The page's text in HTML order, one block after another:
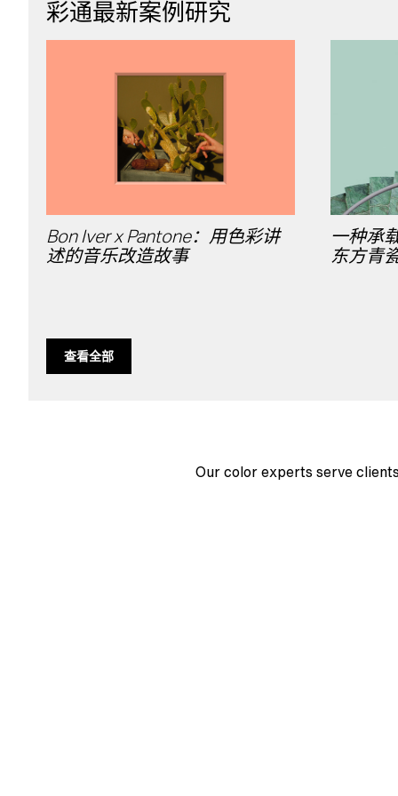
彩通最新案例研究
Bon Iver x Pantone：用色彩讲
述的音乐改造故事
一种承
东方青
查看全部
Our color experts serve